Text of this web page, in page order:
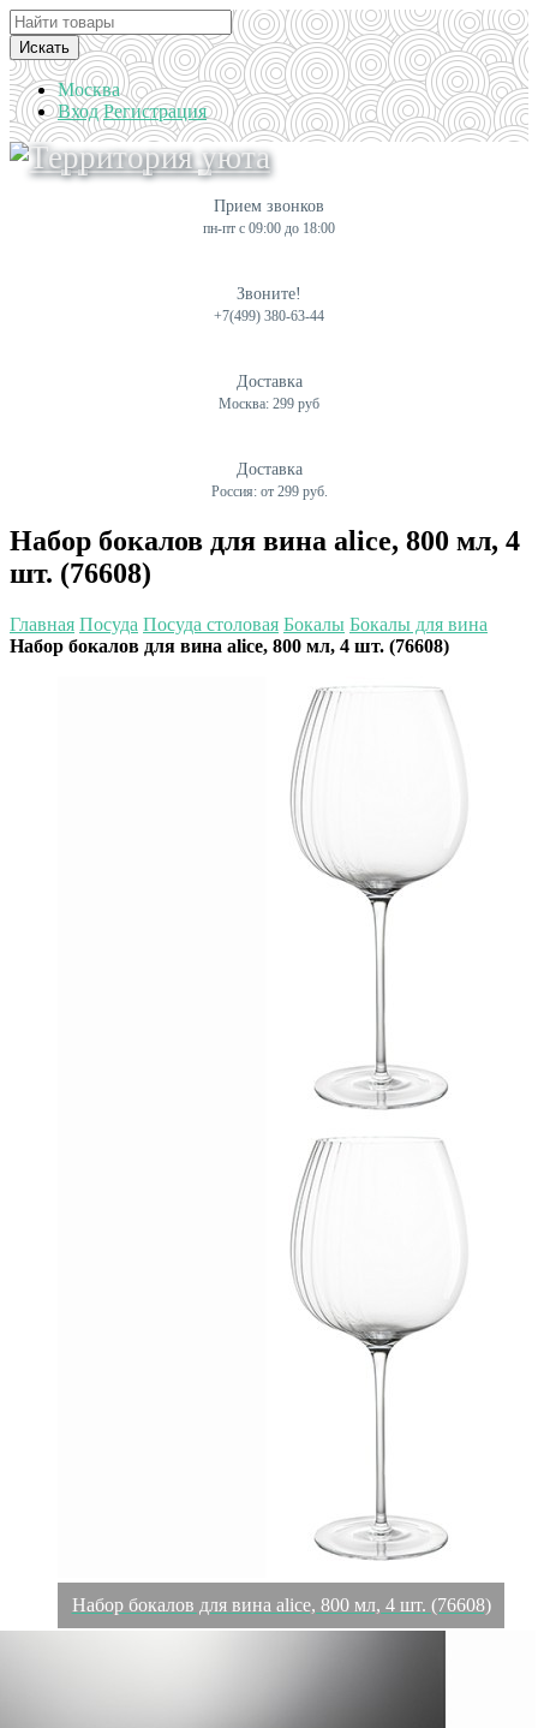
Искать
Москва
Вход Регистрация
Прием звонков
пн-пт с 09:00 до 18:00
Звоните!
+7(499) 380-63-44
Доставка
Москва: 299 руб
Доставка
Россия: от 299 руб.
Набор бокалов для вина alice, 800 мл, 4
шт. (76608)
Главная Посуда Посуда столовая Бокалы Бокалы для вина
Набор бокалов для вина alice, 800 мл, 4 шт. (76608)
Набор бокалов для вина alice, 800 мл, 4 шт. (76608)